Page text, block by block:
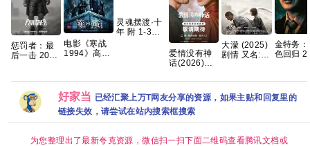
惩罚者：最
后一击 2026
电影《寒战
1994》高清
源链接
灵魂摆渡·十
年 附 1-3季
爱情没有神
话(2026)更
4k+1080P国
语中字网盘
资源[0.9GB
集]
大濛 (2025)
剧情 又名: A
金特务
色回归
百度网
好家当 已经汇聚上万T网友分享的资源，如果主贴和回复里的
链接失效，请尝试在站内搜索框搜索
为您整理出了最新夸克资源，微信扫一扫下面二维码查看腾讯文档或